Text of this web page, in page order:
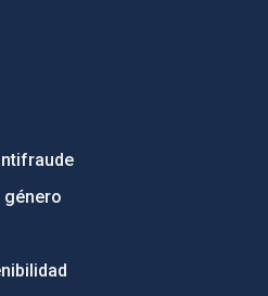
género